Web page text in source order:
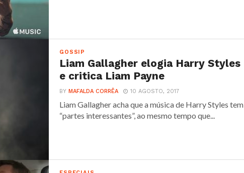
GOSSIP
Liam Gallagher elogia Harry Styles
e critica Liam Payne
BYMAFALDA CORRÊA 10 AGOSTO, 2017
Liam Gallagher acha que a música de Harry Styles tem
“partes interessantes”, ao mesmo tempo que...